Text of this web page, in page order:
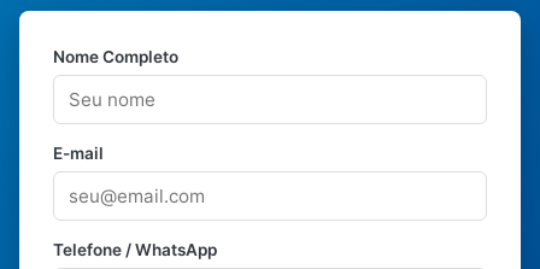
Nome Completo
E-mail
Telefone / WhatsApp